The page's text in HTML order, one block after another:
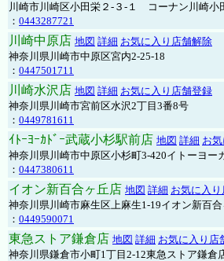
川崎市川崎区小田栄２‐３‐１ コーナン川崎小
： 0443287721
川崎中原店 地図 詳細 お気に入り店舗解除
神奈川県川崎市中原区宮内2-25-18
： 0447501711
川崎水沢店 地図 詳細 お気に入り店舗登録
神奈川県川崎市宮前区水沢2丁目3番8号
： 0449781611
ｲﾄｰﾖｰｶﾄﾞｰ武蔵小杉駅前店 地図 詳細 お
神奈川県川崎市中原区小杉町3-420イトーヨー
： 0447380611
イオン新百合ヶ丘店 地図 詳細 お気に入
神奈川県川崎市麻生区上麻生1-19イオン新百
： 0449590071
東急ストア鎌倉店 地図 詳細 お気に入り店
神奈川県鎌倉市小町1丁目2-12東急ストア鎌倉